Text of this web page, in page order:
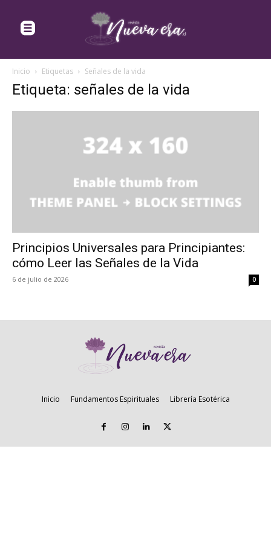
Inicio Etiquetas Señales de la vida
Etiqueta: señales de la vida
Principios Universales para Principiantes:
cómo Leer las Señales de la Vida
6 de julio de 2026 0
Inicio Fundamentos Espirituales Librería Esotérica